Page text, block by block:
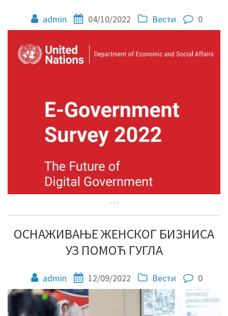
admin 04/10/2022 Вести 0
…
ОСНАЖИВАЊЕ ЖЕНСКОГ БИЗНИСА
УЗ ПОМОЋ ГУГЛА
admin 12/09/2022 Вести 0